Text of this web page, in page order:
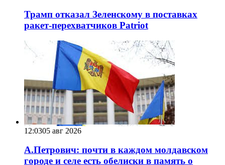
Трамп отказал Зеленскому в поставках
ракет-перехватчиков Patriot
12:0305 авг 2026
А.Петрович: почти в каждом молдавском
городе и селе есть обелиски в память о